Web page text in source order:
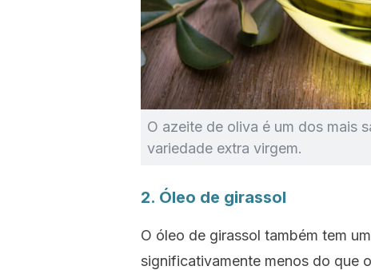
O azeite de oliva é um dos mais
variedade extra virgem.
2. Óleo de girassol
O óleo de girassol também tem
significativamente menos do que